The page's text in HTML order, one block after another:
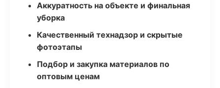
Аккуратность на объекте и финальная
уборка
Качественный технадзор и скрытые
фотоэтапы
Подбор и закупка материалов по
оптовым ценам